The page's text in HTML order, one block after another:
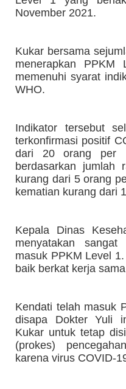
November 2021.
Kukar bersama
menerapkan
memenuhi syarat
WHO.
Indikator tersebut
terkonfirmasi positif
dari 20 orang per
berdasarkan
kurang dari 5 orang
kematian kurang dari
Kepala Dinas
menyatakan
masuk PPKM Level
baik berkat kerja
Kendati telah masuk
disapa Dokter Yuli
Kukar untuk tetap
(prokes)
karena virus COVID-